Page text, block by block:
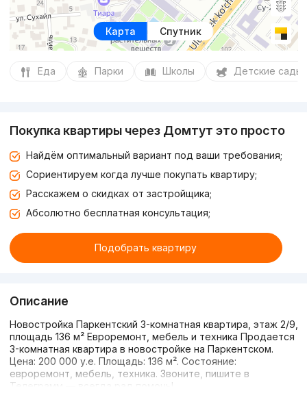
Карта Спутник
Еда Парки Школы Детские сады
Покупка квартиры через Домтут это просто
Найдём оптимальный вариант под ваши требования;
Сориентируем когда лучше покупать квартиру;
Расскажем о скидках от застройщика;
Абсолютно бесплатная консультация;
Подобрать квартиру
Описание
Новостройка Паркентский 3-комнатная квартира, этаж 2/9,
площадь 136 м² Евроремонт, мебель и техника Продается
3-комнатная квартира в новостройке на Паркентском.
Цена: 200 000 у.е. Площадь: 136 м². Состояние:
евроремонт, мебель, техника. Звоните, пишите в
Телеграмм — всегда рад помочь!